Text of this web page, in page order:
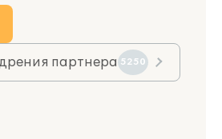
партнера 5250